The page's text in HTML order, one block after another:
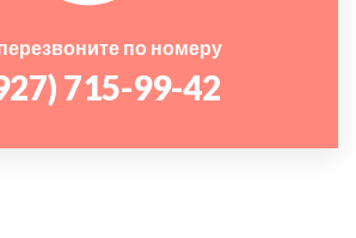
по номеру
715-99-42